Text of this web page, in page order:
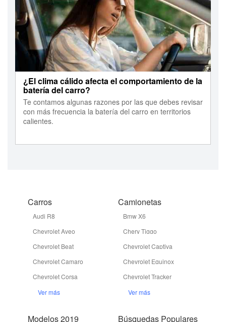
¿El clima cálido afecta el comportamiento de la
batería del carro?
Te contamos algunas razones por las que debes revisar
con más frecuencia la batería del carro en territorios
calientes.
Carros
Audi R8
Chevrolet Aveo
Chevrolet Beat
Chevrolet Camaro
Chevrolet Corsa
Ver más
Camionetas
Bmw X6
Chery Tiggo
Chevrolet Captiva
Chevrolet Equinox
Chevrolet Tracker
Ver más
Modelos 2019 Búsquedas Populares